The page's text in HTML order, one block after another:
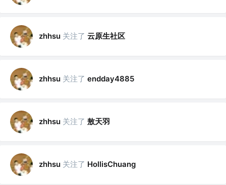
zhhsu 关注了 云原生社区
zhhsu 关注了 endday4885
zhhsu 关注了 敖天羽
zhhsu 关注了 HollisChuang